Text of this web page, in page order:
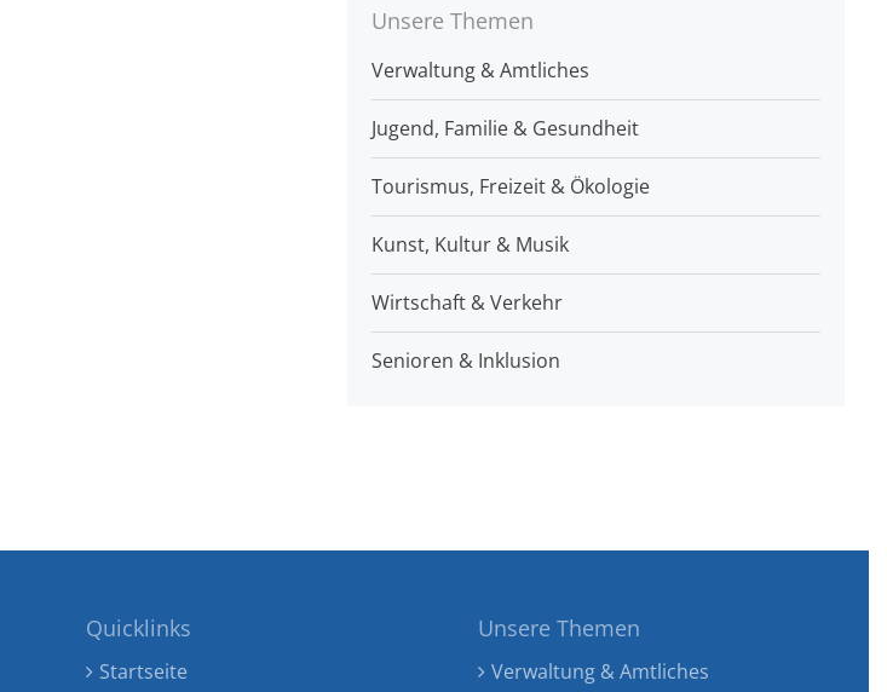
Unsere Themen
Verwaltung & Amtliches
Jugend, Familie & Gesundheit
Tourismus, Freizeit & Ökologie
Kunst, Kultur & Musik
Wirtschaft & Verkehr
Senioren & Inklusion
Quicklinks
Startseite
Unsere Themen
Verwaltung & Amtliches